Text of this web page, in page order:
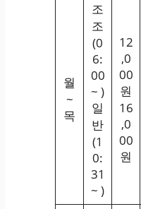
월
~
목
조
조
(0
6:
00
~ )
일
반
(1
0:
31
~ )
12
,0
00
원
16
,0
00
원